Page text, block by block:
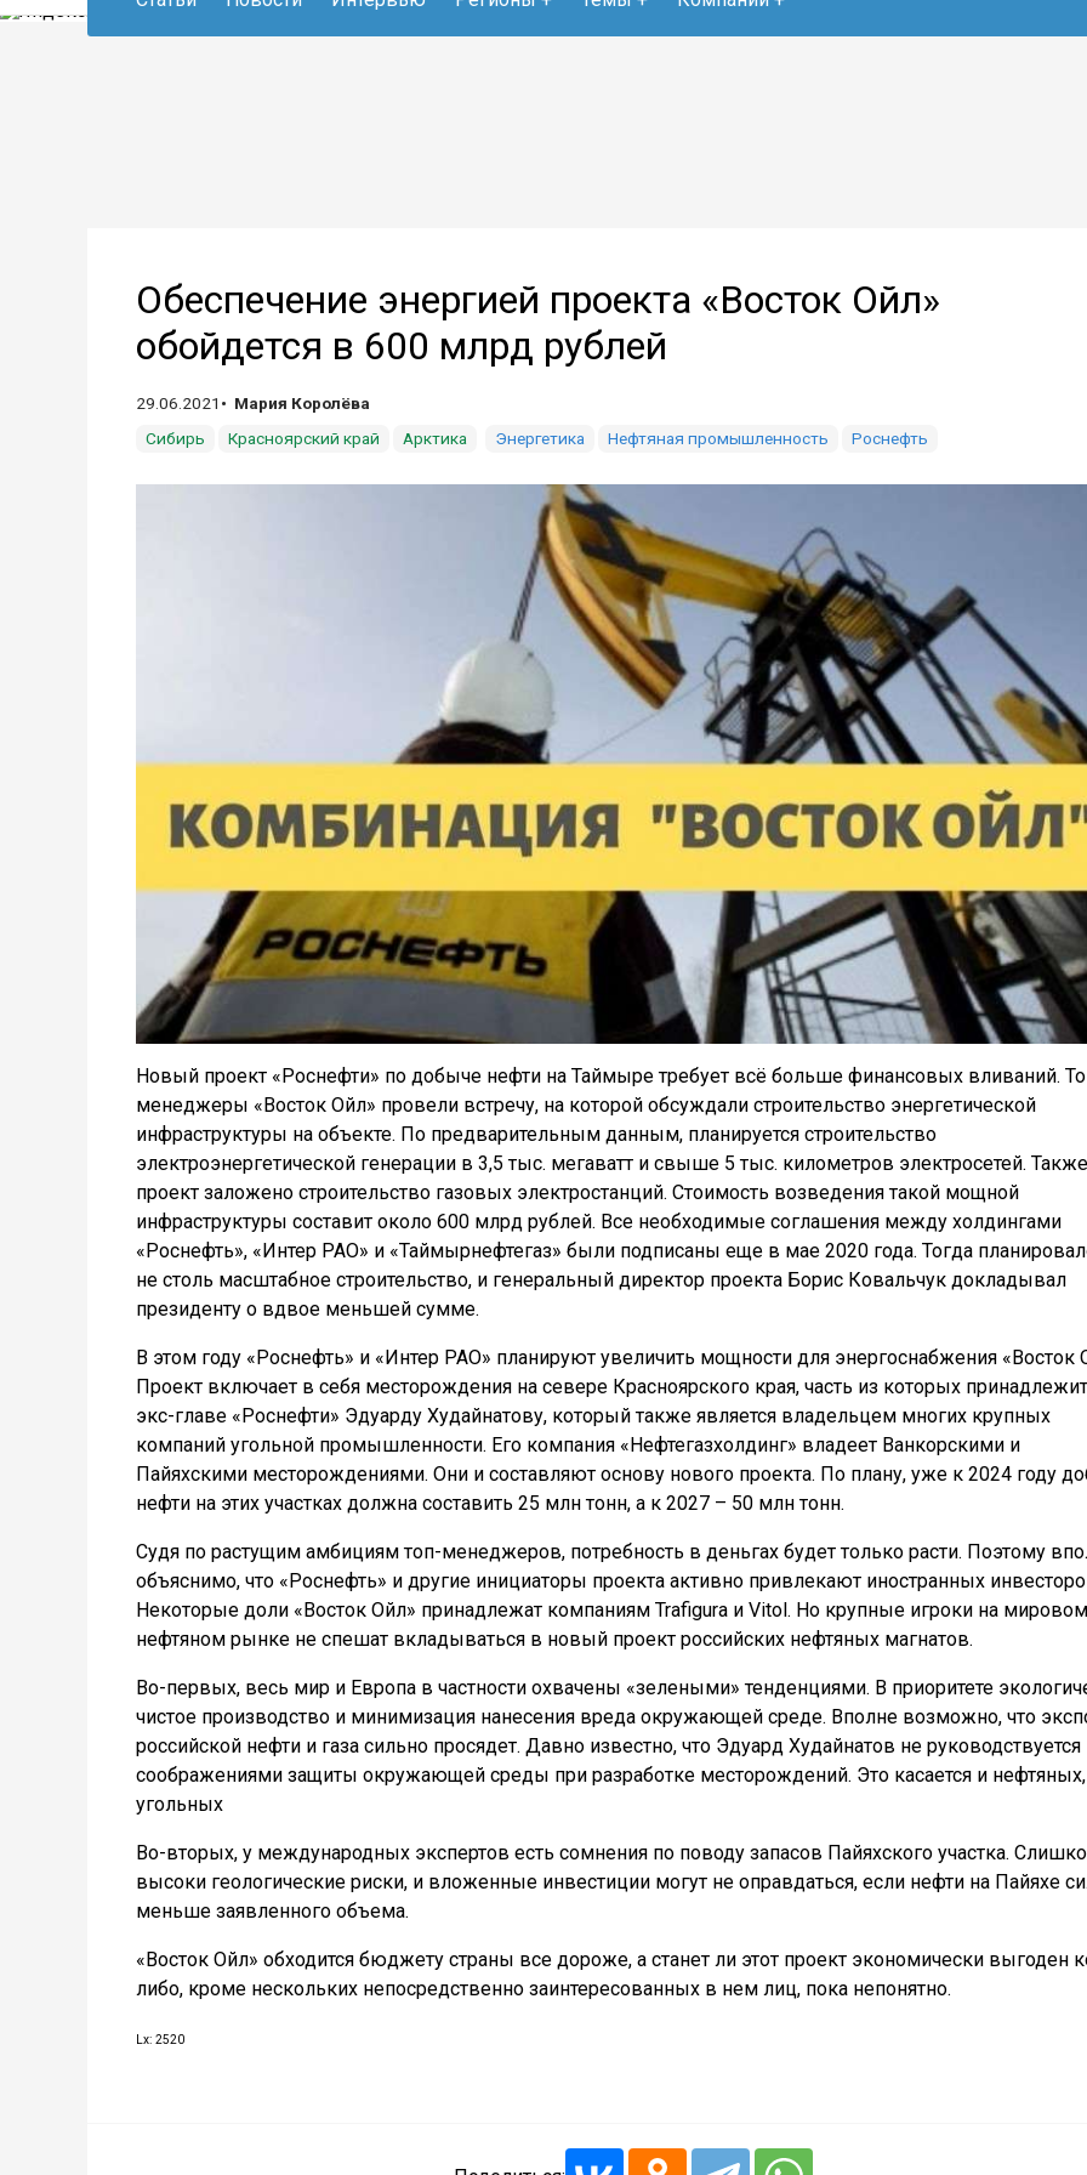
Обеспечение энергией проекта «Восток Ойл»
обойдется в 600 млрд рублей
29.06.2021
Мария Королёва
Сибирь
Красноярский край Арктика Энергетика Нефтяная промышленность Роснефть
Новый проект «Роснефти» по добыче нефти на Таймыре требует всё больше финансовых вливаний.
менеджеры «Восток Ойл» провели встречу, на которой обсуждали строительство энергетической
инфраструктуры на объекте. По предварительным данным, планируется строительство
электроэнергетической генерации в 3,5 тыс. мегаватт и свыше 5 тыс. километров электросетей.
проект заложено строительство газовых электростанций. Стоимость возведения такой мощной
инфраструктуры составит около 600 млрд рублей. Все необходимые соглашения между холдингами
«Роснефть», «Интер РАО» и «Таймырнефтегаз» были подписаны еще в мае 2020 года. Тогда
не столь масштабное строительство, и генеральный директор проекта Борис Ковальчук докладывал
президенту о вдвое меньшей сумме.
В этом году «Роснефть» и «Интер РАО» планируют увеличить мощности для энергоснабжения «Восток
Проект включает в себя месторождения на севере Красноярского края, часть из которых принадлежит
экс-главе «Роснефти» Эдуарду Худайнатову, который также является владельцем многих крупных
компаний угольной промышленности. Его компания «Нефтегазхолдинг» владеет Ванкорскими и
Пайяхскими месторождениями. Они и составляют основу нового проекта. По плану, уже к 2024 году
нефти на этих участках должна составить 25 млн тонн, а к 2027 – 50 млн тонн.
Судя по растущим амбициям топ-менеджеров, потребность в деньгах будет только расти. Поэтому
объяснимо, что «Роснефть» и другие инициаторы проекта активно привлекают иностранных
Некоторые доли «Восток Ойл» принадлежат компаниям Trafigura и Vitol. Но крупные игроки на мировом
нефтяном рынке не спешат вкладываться в новый проект российских нефтяных магнатов.
Во-первых, весь мир и Европа в частности охвачены «зелеными» тенденциями. В приоритете
чистое производство и минимизация нанесения вреда окружающей среде. Вполне возможно, что
российской нефти и газа сильно просядет. Давно известно, что Эдуард Худайнатов не руководствуется
соображениями защиты окружающей среды при разработке месторождений. Это касается и
угольных
Во-вторых, у международных экспертов есть сомнения по поводу запасов Пайяхского участка.
высоки геологические риски, и вложенные инвестиции могут не оправдаться, если нефти на Пайяхе
меньше заявленного объема.
«Восток Ойл» обходится бюджету страны все дороже, а станет ли этот проект экономически выгоден
либо, кроме нескольких непосредственно заинтересованных в нем лиц, пока непонятно.
Lx: 2520